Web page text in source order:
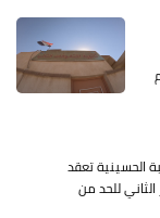
الحسينية تعقد
للحد من